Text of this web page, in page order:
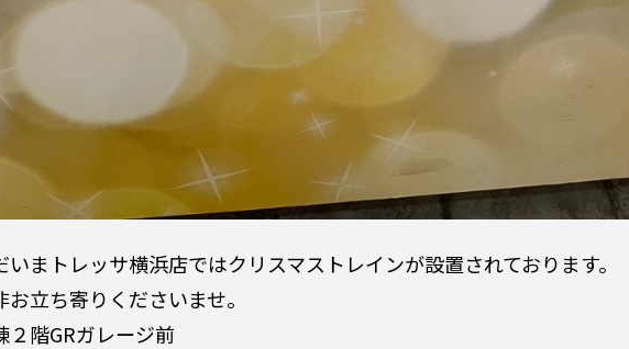
いまトレッサ横浜店ではクリスマストレインが設置されております。
お立ち寄りくださいませ。
２階GRガレージ前